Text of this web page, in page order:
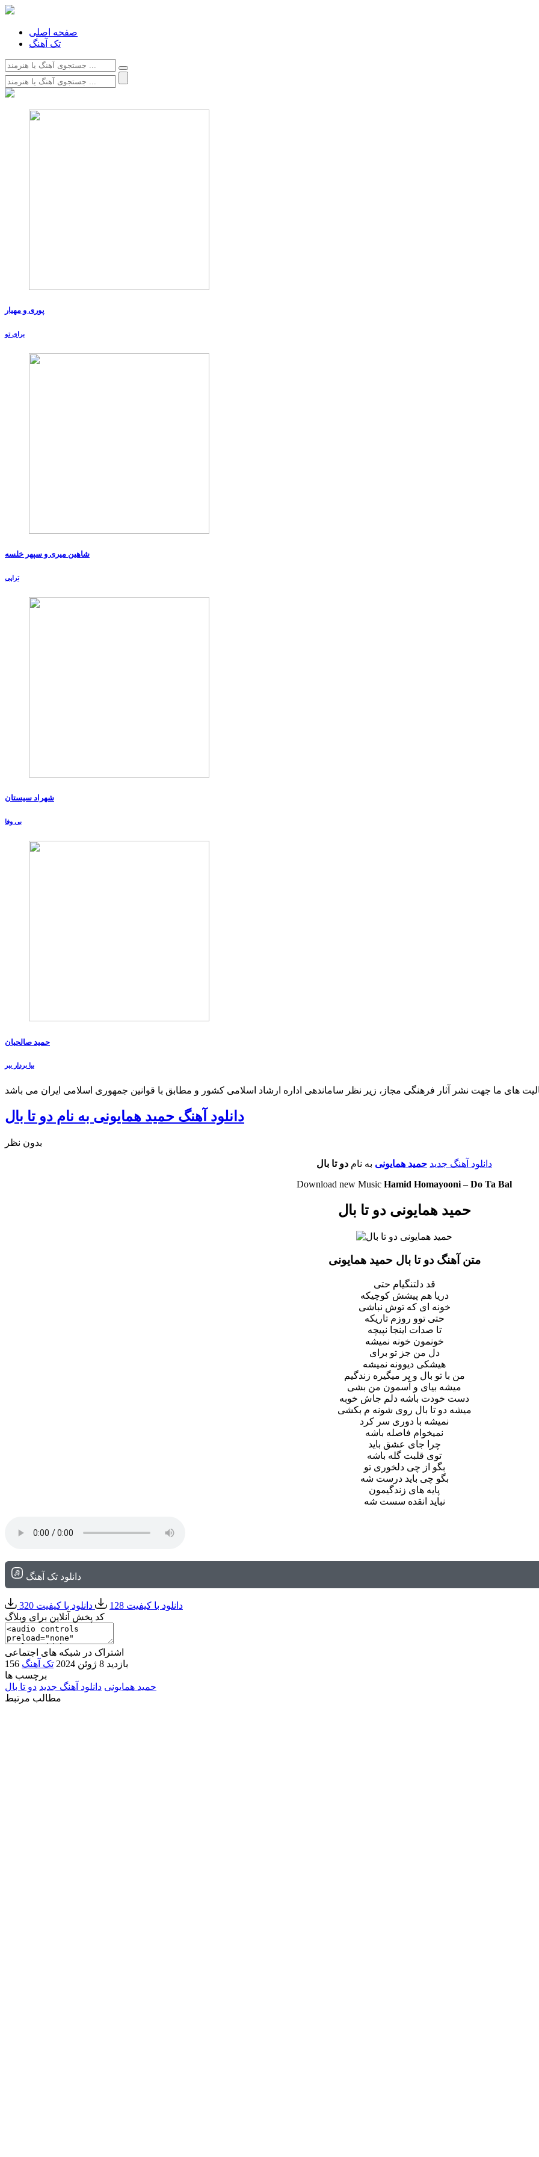
صفحه اصلی
تک آهنگ
پوری و مهیار
برای تو
شاهین میری و سپهر خلسه
تراپی
شهراد سیستان
بی وفا
حمید صالحیان
بیا بردار ببر
های ما جهت نشر آثار فرهنگی مجاز، زیر نظر ساماندهی اداره ارشاد اسلامی کشور و مطابق با قوانین جمهوری اسلامی ایران می باشد
دانلود آهنگ حمید همایونی به نام دو تا بال
بدون نظر
دانلود آهنگ جدید حمید همایونی به نام دو تا بال
Download new Music Hamid Homayooni – Do Ta Bal
حمید همایونی دو تا بال
متن آهنگ دو تا بال حمید همایونی
قد دلتنگیام حتی
دریا هم پیشش کوچیکه
خونه ای که توش نباشی
حتی توو روزم تاریکه
تا صدات اینجا نپیچه
خونمون خونه نمیشه
دل من جز تو برای
هیشکی دیوونه نمیشه
من با تو بال و پر میگیره زندگیم
میشه بیای و آسمون من بشی
دست خودت باشه دلم جاش خوبه
میشه دو تا بال روی شونه م بکشی
نمیشه با دوری سر کرد
نمیخوام فاصله باشه
چرا جای عشق باید
توی قلبت گله باشه
بگو از چی دلخوری تو
بگو چی باید درست شه
پایه های زندگیمون
نباید انقده سست شه
دانلود تک آهنگ
دانلود با کیفیت 128
دانلود با کیفیت 320
کد پخش آنلاین برای وبلاگ
اشتراک در شبکه های اجتماعی
156 بازدید 8 ژوئن 2024
تک آهنگ
برچسب ها
حمید همایونی دانلود آهنگ جدید دو تا بال
مطالب مرتبط